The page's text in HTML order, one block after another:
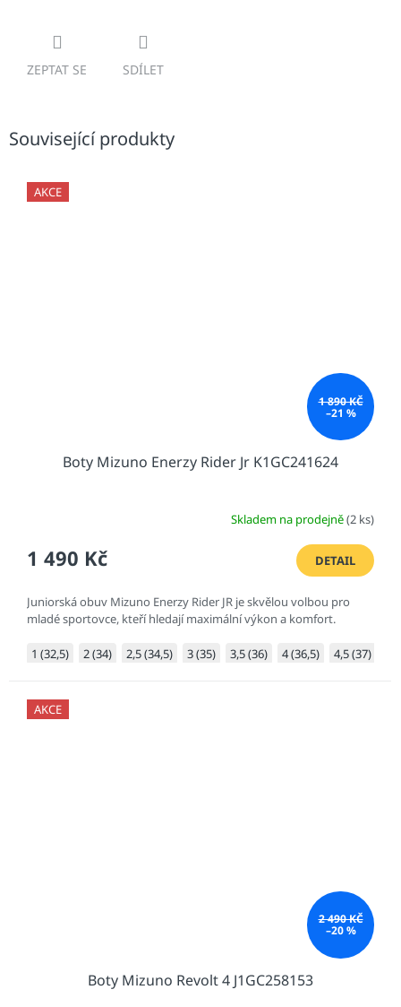
ZEPTAT SE SDÍLET
Související produkty
AKCE
1 890 KČ
–21 %
Boty Mizuno Enerzy Rider Jr K1GC241624
Skladem na prodejně(2 ks)
1 490 Kč DETAIL
Juniorská obuv Mizuno Enerzy Rider JR je skvělou volbou pro
mladé sportovce, kteří hledají maximální výkon a komfort.
1 (32,5) 2 (34) 2,5 (34,5) 3 (35) 3,5 (36) 4 (36,5) 4,5 (37)
AKCE
2 490 KČ
–20 %
Boty Mizuno Revolt 4 J1GC258153